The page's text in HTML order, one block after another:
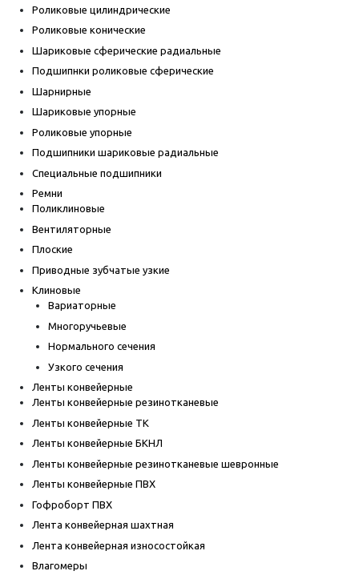
Роликовые цилиндрические
Роликовые конические
Шариковые сферические радиальные
Подшипнки роликовые сферические
Шарнирные
Шариковые упорные
Роликовые упорные
Подшипники шариковые радиальные
Специальные подшипники
Ремни
Поликлиновые
Вентиляторные
Плоские
Приводные зубчатые узкие
Клиновые
Вариаторные
Многоручьевые
Нормального сечения
Узкого сечения
Ленты конвейерные
Ленты конвейерные резинотканевые
Ленты конвейерные ТК
Ленты конвейерные БКНЛ
Ленты конвейерные резинотканевые шевронные
Ленты конвейерные ПВХ
Гофроборт ПВХ
Лента конвейерная шахтная
Лента конвейерная износостойкая
Влагомеры